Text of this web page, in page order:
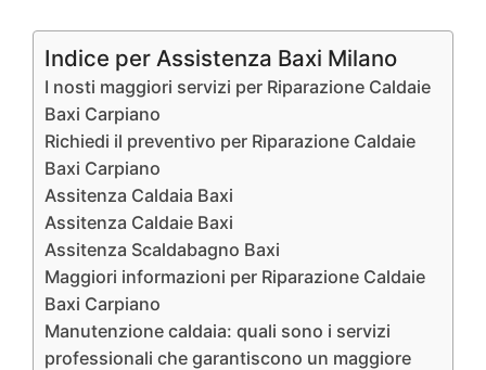
Indice per Assistenza Baxi Milano
I nosti maggiori servizi per Riparazione Caldaie
Baxi Carpiano
Richiedi il preventivo per Riparazione Caldaie
Baxi Carpiano
Assitenza Caldaia Baxi
Assitenza Caldaie Baxi
Assitenza Scaldabagno Baxi
Maggiori informazioni per Riparazione Caldaie
Baxi Carpiano
Manutenzione caldaia: quali sono i servizi
professionali che garantiscono un maggiore